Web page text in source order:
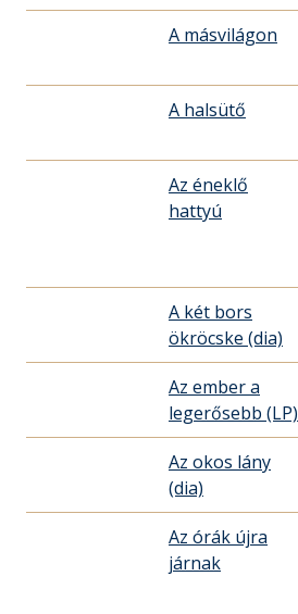
A másvilágon
A halsütő
Az éneklő
hattyú
A két bors
ökröcske (dia)
Az ember a
legerősebb (LP)
Az okos lány
(dia)
Az órák újra
járnak